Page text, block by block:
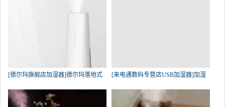
[德尔玛旗舰店加湿器]德尔玛落地式 [来电通数码专营店USB加湿器]加湿